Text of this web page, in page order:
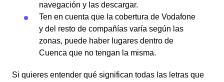
navegación y las descargar.
Ten en cuenta que la cobertura de Vodafone
y del resto de compañías varía según las
zonas, puede haber lugares dentro de
Cuenca que no tengan la misma.
Si quieres entender qué significan todas las letras que